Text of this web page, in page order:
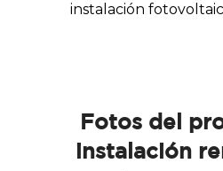
instalación
Fotos del
instalación